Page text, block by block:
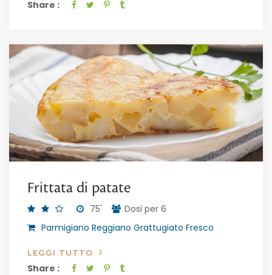
Share :
Frittata di patate
75'
Dosi per 6
Parmigiano Reggiano Grattugiato Fresco
LEGGI TUTTO
Share :